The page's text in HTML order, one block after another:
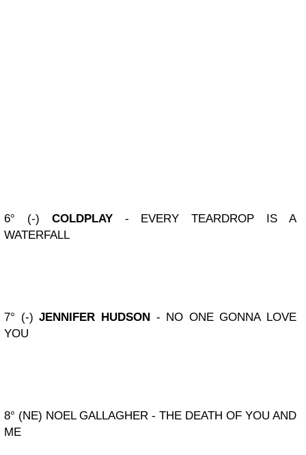
6° (-) COLDPLAY- EVERY TEARDROP IS A
WATERFALL
7° (-)JENNIFER HUDSON- NO ONE GONNA LOVE
YOU
8° (NE) NOEL GALLAGHER - THE DEATH OF YOU AND
ME